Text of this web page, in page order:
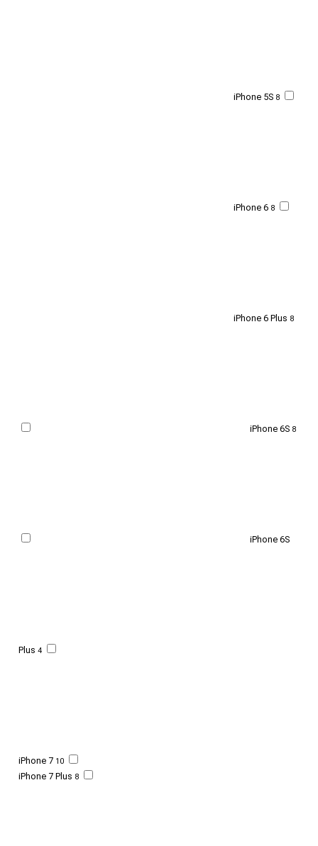
iPhone 5S 8
iPhone 6 8
iPhone 6 Plus 8
iPhone 6S 8
iPhone 6S
Plus 4
iPhone 7 10
iPhone 7 Plus 8